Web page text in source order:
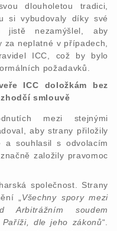
dlouholetou tradici,
si vybudovaly díky své
jistě nezamýšlel, aby
za neplatné v případech,
ICC, což by bylo
požadavků.
ICC doložkám bez
smlouvě
mezi stejnými
aby strany přiložily
a souhlasil s odvolacím
založily pravomoc
společnost. Strany
„ Všechny spory mezi
Arbitrážním soudem
dle jeho zákonů“.